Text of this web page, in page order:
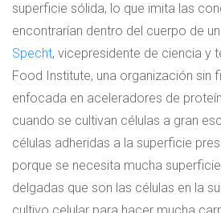
superficie sólida, lo que imita las
encontrarían dentro del cuerpo de
Specht, vicepresidente de ciencia y
Food Institute, una organización sin
enfocada en aceleradores de
cuando se cultivan células a gran
células adheridas a la superficie
porque se necesita mucha
delgadas que son las células en la